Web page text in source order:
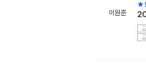
이원준
★